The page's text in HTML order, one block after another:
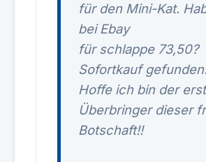
für den Mini-Kat.
bei Ebay
für schlappe 73,50?
Sofortkauf gefunden.
Hoffe ich bin der
Überbringer dieser
Botschaft!!